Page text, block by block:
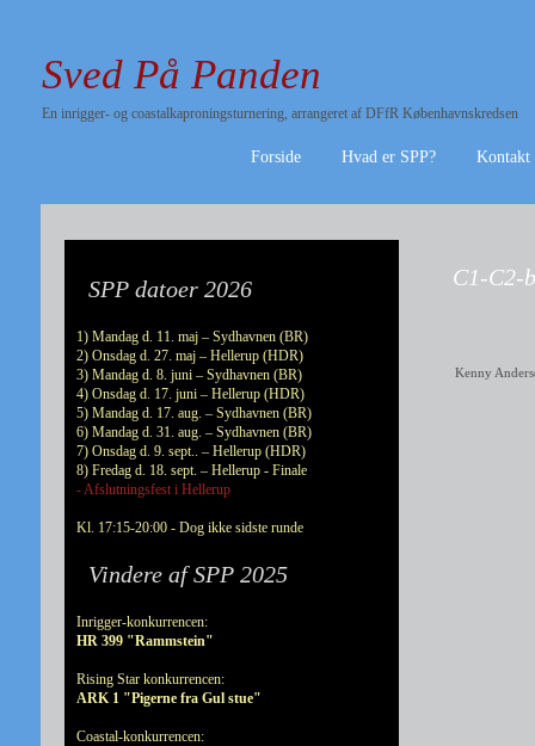
Sved På Panden
En inrigger- og coastalkaproningsturnering, arrangeret af DFfR Københavnskredsen
Forside Hvad er SPP? Kontakt
SPP datoer 2026
1) Mandag d. 11. maj – Sydhavnen (BR)
2) Onsdag d. 27. maj – Hellerup (HDR)
3) Mandag d. 8. juni – Sydhavnen (BR)
4) Onsdag d. 17. juni – Hellerup (HDR)
5) Mandag d. 17. aug. – Sydhavnen (BR)
6) Mandag d. 31. aug. – Sydhavnen (BR)
7) Onsdag d. 9. sept.. – Hellerup (HDR)
8) Fredag d. 18. sept. – Hellerup - Finale
- Afslutningsfest i Hellerup
Kl. 17:15-20:00 - Dog ikke sidste runde
Vindere af SPP 2025
Inrigger-konkurrencen:
HR 399 "Rammstein"
Rising Star konkurrencen:
ARK 1 "Pigerne fra Gul stue"
Coastal-konkurrencen:
C1-C2-
Kenny